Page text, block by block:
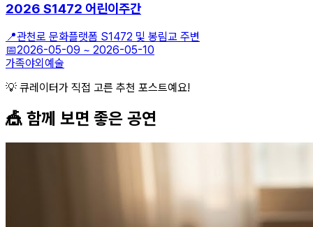
2026 S1472 어린이주간
📍관천로 문화플랫폼 S1472 및 봉림교 주변
📅2026-05-09 ~ 2026-05-10
가족야외 예술
💡 큐레이터가 직접 고른 추천 포스트예요!
🎪 함께 보면 좋은 공연